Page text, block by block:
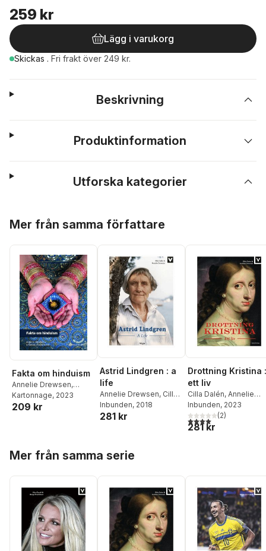
259 kr
Lägg i varukorg
Skickas . Fri frakt över 249 kr.
Beskrivning
Produktinformation
Utforska kategorier
Mer från samma författare
Fakta om hinduism
Annelie Drewsen,
Katarina Lycken Rüter
Kartonnage, 2023
209 kr
Astrid Lindgren : a
life
Annelie Drewsen, Cilla
Dalén
Inbunden, 2018
281 kr
Drottning Kristina :
ett liv
Cilla Dalén, Annelie
Drewsen
Inbunden, 2023
4,0utav 5 stjärnor.
(2)
281 kr
Mer från samma serie